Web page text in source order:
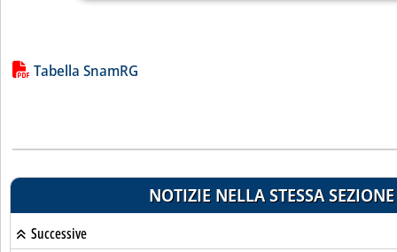
Lista allegati PDF alla notizia
Tabella SnamRG
NOTIZIE NELLA STESSA SEZIONE
Successive